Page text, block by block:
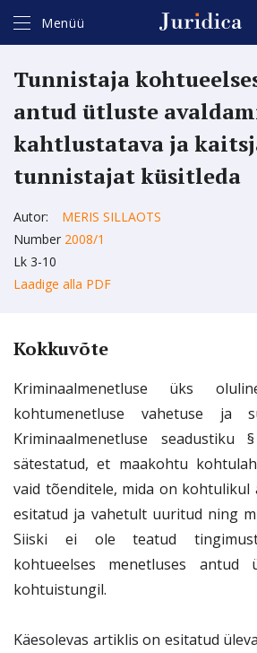
Menüü
Tunnistaja
antud ütluste
kahtlustatava ja
tunnistajat küsitleda
Autor:
MERIS SILLAOTS
Number 2008/1
Lk 3-10
Laadige alla PDF
Kokkuvõte
Kriminaalmenetluse üks
kohtumenetluse vahetuse ja
Kriminaalmenetluse
sätestatud, et maakohtu
vaid tõenditele, mida on kohtulikul
esitatud ja vahetult uuritud ning
Siiski ei ole teatud
kohtueelses menetluses antud
kohtuistungil.
Käesolevas artiklis on esitatud
Kasutajakonto*
Parool*
Pea sessioon meeles
SISENEGE
Kui teil ei ole kasutajakontot, siis
Unustasite parooli?Tellige uus parool
Artikli ostmiseks ja lugemiseks peate
Kui teil ei ole kasutajakontot, siis
Registreerudes täitke kindlasti isikukoodi